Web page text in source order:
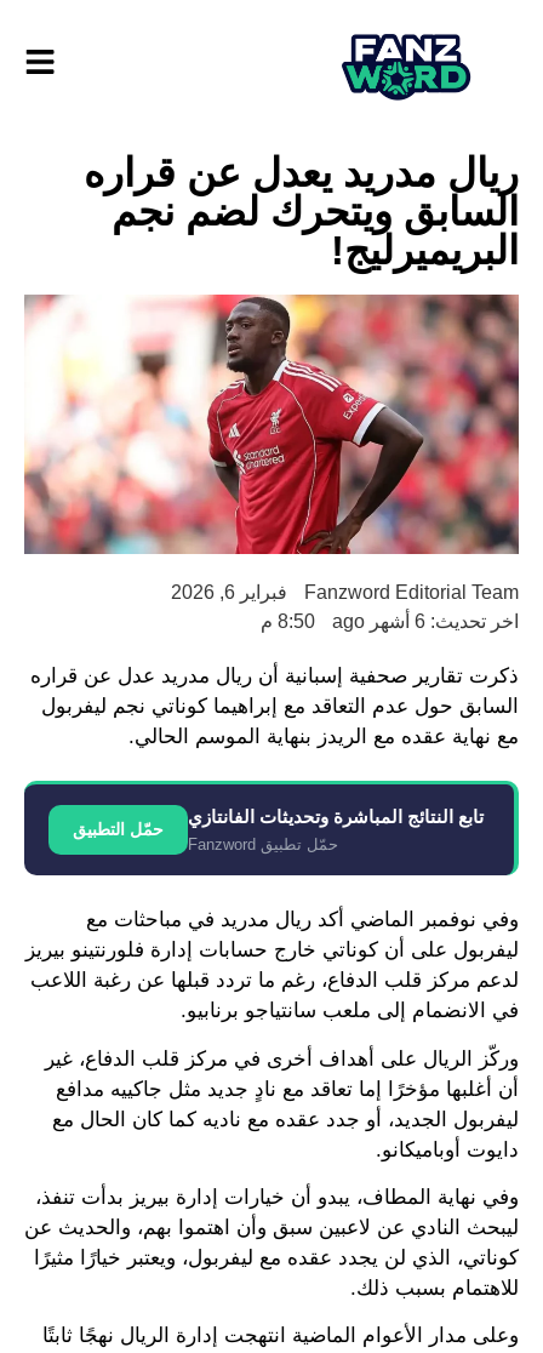
ريال مدريد يعدل عن قراره
السابق ويتحرك لضم نجم
البريميرليج!
Fanzword Editorial Team
فبراير 6, 2026
اخر تحديث: 6 أشهر ago
8:50 م
ذكرت تقارير صحفية إسبانية أن ريال مدريد عدل عن قراره
السابق حول عدم التعاقد مع إبراهيما كوناتي نجم ليفربول
مع نهاية عقده مع الريدز بنهاية الموسم الحالي.
تابع النتائج المباشرة وتحديثات الفانتازي
حمّل تطبيق Fanzword
حمّل التطبيق
وفي نوفمبر الماضي أكد ريال مدريد في مباحثات مع
ليفربول على أن كوناتي خارج حسابات إدارة فلورنتينو بيريز
لدعم مركز قلب الدفاع، رغم ما تردد قبلها عن رغبة اللاعب
في الانضمام إلى ملعب سانتياجو برنابيو.
وركّز الريال على أهداف أخرى في مركز قلب الدفاع، غير
أن أغلبها مؤخرًا إما تعاقد مع نادٍ جديد مثل جاكييه مدافع
ليفربول الجديد، أو جدد عقده مع ناديه كما كان الحال مع
دايوت أوباميكانو.
وفي نهاية المطاف، يبدو أن خيارات إدارة بيريز بدأت تنفذ،
ليبحث النادي عن لاعبين سبق وأن اهتموا بهم، والحديث عن
كوناتي، الذي لن يجدد عقده مع ليفربول، ويعتبر خيارًا مثيرًا
للاهتمام بسبب ذلك.
وعلى مدار الأعوام الماضية انتهجت إدارة الريال نهجًا ثابتًا